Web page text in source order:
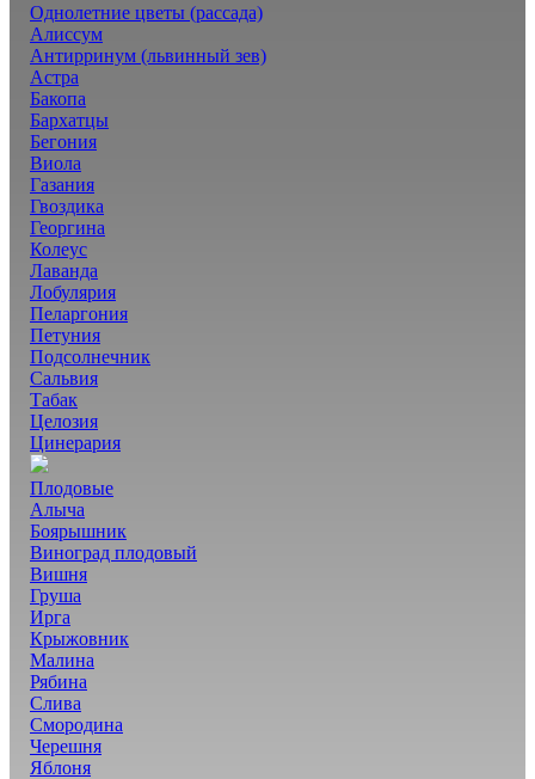
Однолетние цветы (рассада)
Алиссум
Антирринум (львинный зев)
Астра
Бакопа
Бархатцы
Бегония
Виола
Газания
Гвоздика
Георгина
Колеус
Лаванда
Лобулярия
Пеларгония
Петуния
Подсолнечник
Сальвия
Табак
Целозия
Цинерария
Плодовые
Алыча
Боярышник
Виноград плодовый
Вишня
Груша
Ирга
Крыжовник
Малина
Рябина
Слива
Смородина
Черешня
Яблоня